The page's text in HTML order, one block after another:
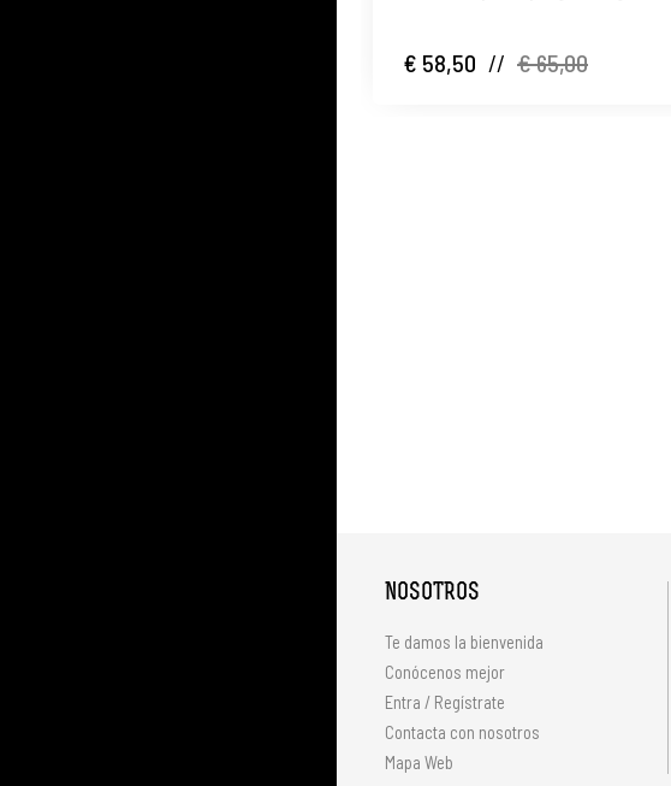
€ 58,50 // € 65,00
NOSOTROS
Te damos la bienvenida
Conócenos mejor
Entra / Regístrate
Contacta con nosotros
Mapa Web